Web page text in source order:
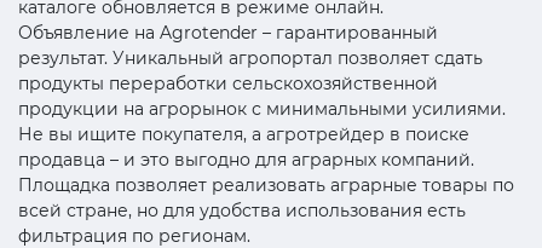
каталоге обновляется в режиме онлайн.
Объявление на Agrotender – гарантированный
результат. Уникальный агропортал позволяет сдать
продукты переработки сельскохозяйственной
продукции на агрорынок с минимальными усилиями.
Не вы ищите покупателя, а агротрейдер в поиске
продавца – и это выгодно для аграрных компаний.
Площадка позволяет реализовать аграрные товары по
всей стране, но для удобства использования есть
фильтрация по регионам.